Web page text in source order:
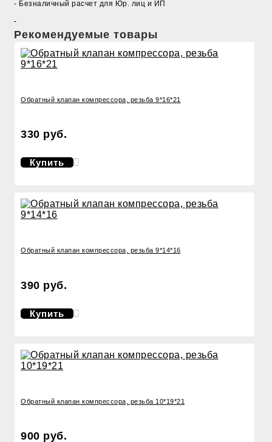
- Безналичный расчет для Юр. лиц и ИП
Рекомендуемые товары
Обратный клапан компрессора, резьба 9*16*21
330 руб.
Купить
Обратный клапан компрессора, резьба 9*14*16
390 руб.
Купить
Обратный клапан компрессора, резьба 10*19*21
900 руб.